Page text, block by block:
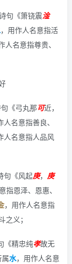
句《箫铙震淦
，用作人名意指活
人名意指尊贵、
《弓丸那可近，
人名意指善良、
人名意指人品风
句《风起庚， 庚
指恩泽、恩惠、
，用作人名意指
义；
《精忠纯孝故无
水，用作人名意